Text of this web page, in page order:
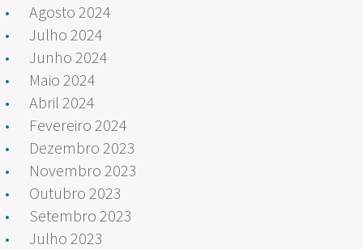
Agosto 2024
Julho 2024
Junho 2024
Maio 2024
Abril 2024
Fevereiro 2024
Dezembro 2023
Novembro 2023
Outubro 2023
Setembro 2023
Julho 2023